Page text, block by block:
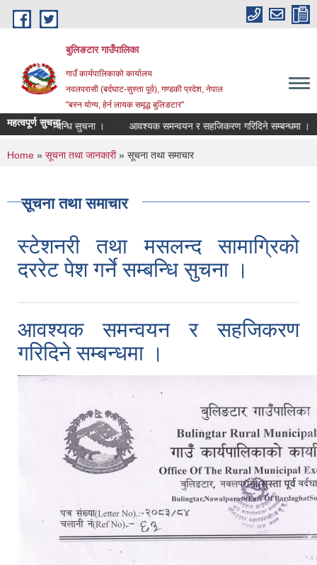
Skip to main content
बुलिङटार गाउँपालिका
गाउँ कार्यपालिकाको कार्यालय
नवलपरासी (बर्दघाट-सुस्ता पूर्व), गण्डकी प्रदेश, नेपाल
"बस्न योग्य, हेर्न लायक समृद्ध बुलिङटार"
महत्वपूर्ण सुचना
सुचना । आवश्यक समन्वयन र सहजिकरण गरिदिने सम्बन्धमा । आर्थिक
You are here
Home » सूचना तथा जानकारी» सूचना तथा समाचार
सूचना तथा समाचार
स्टेशनरी तथा मसलन्द सामाग्रिको
दररेट पेश गर्ने सम्बन्धि सुचना ।
आवश्यक समन्वयन र सहजिकरण
गरिदिने सम्बन्धमा ।